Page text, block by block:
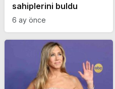
sahiplerini buldu
6 ay önce